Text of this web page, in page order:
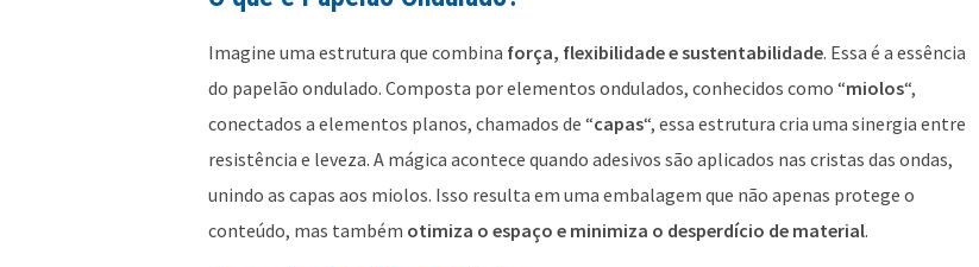
Imagine uma estrutura que combina força, flexibilidade e sustentabilidade. Essa é a essência
do papelão ondulado. Composta por elementos ondulados, conhecidos como “miolos“,
conectados a elementos planos, chamados de “capas“, essa estrutura cria uma sinergia entre
resistência e leveza. A mágica acontece quando adesivos são aplicados nas cristas das ondas,
unindo as capas aos miolos. Isso resulta em uma embalagem que não apenas protege o
conteúdo, mas também otimiza o espaço e minimiza o desperdício de material.